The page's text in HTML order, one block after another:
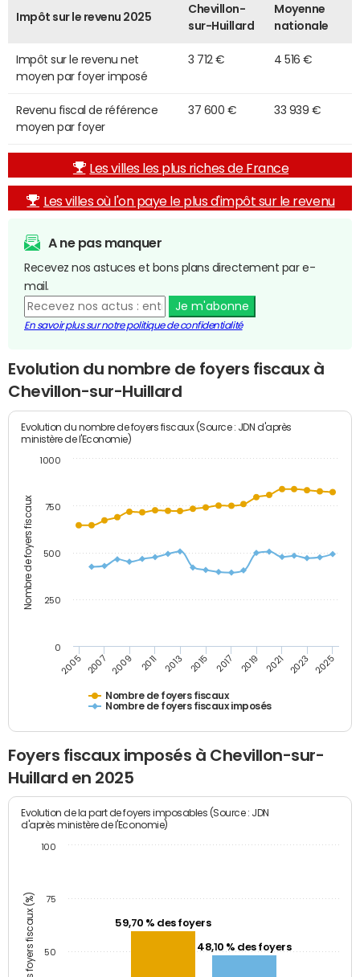
Impôt sur le revenu 2025
Chevillon-
sur-Huillard
Moyenne
nationale
Impôt sur le revenu net
moyen par foyer imposé
3 712 € 4 516 €
Revenu fiscal de référence
moyen par foyer
37 600 € 33 939 €
Les villes les plus riches de France
Les villes où l'on paye le plus d'impôt sur le revenu
A ne pas manquer
Recevez nos astuces et bons plans directement par e-
mail.
Je m'abonne
En savoir plus sur notre politique de confidentialité
Evolution du nombre de foyers fiscaux à
Chevillon-sur-Huillard
Nombre de foyers fiscaux
Evolution du nombre de foyers fiscaux (Source : JDN d'après
ministère de l'Economie)
Nombre de foyers fiscaux
Nombre de foyers fiscaux imposés
2005 2007 2009 2011 2013 2015 2017 2019 2021 2023 2025
0
250
500
750
1000
Foyers fiscaux imposés à Chevillon-sur-
Huillard en 2025
Part des foyers fiscaux (%)
Evolution de la part de foyers imposables (Source : JDN
d'après ministère de l'Economie)
59,70 % des foyers
48,10 % des foyers
50
75
100